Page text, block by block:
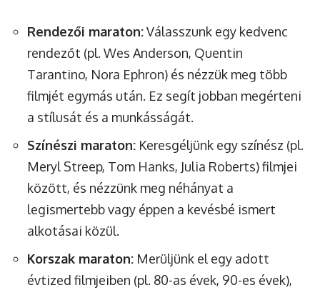
Rendezői maraton:Válasszunk egy kedvenc
rendezőt (pl. Wes Anderson, Quentin
Tarantino, Nora Ephron) és nézzük meg több
filmjét egymás után. Ez segít jobban megérteni
a stílusát és a munkásságát.
Színészi maraton: Keresgéljünk egy színész (pl.
Meryl Streep, Tom Hanks, Julia Roberts) filmjei
között, és nézzünk meg néhányat a
legismertebb vagy éppen a kevésbé ismert
alkotásai közül.
Korszak maraton: Merüljünk el egy adott
évtized filmjeiben (pl. 80-as évek, 90-es évek),